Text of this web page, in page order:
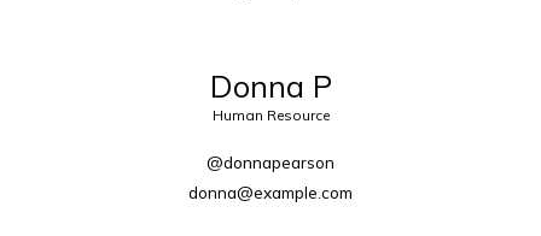
Donna P
Human Resource
@donnapearson
donna@example.com